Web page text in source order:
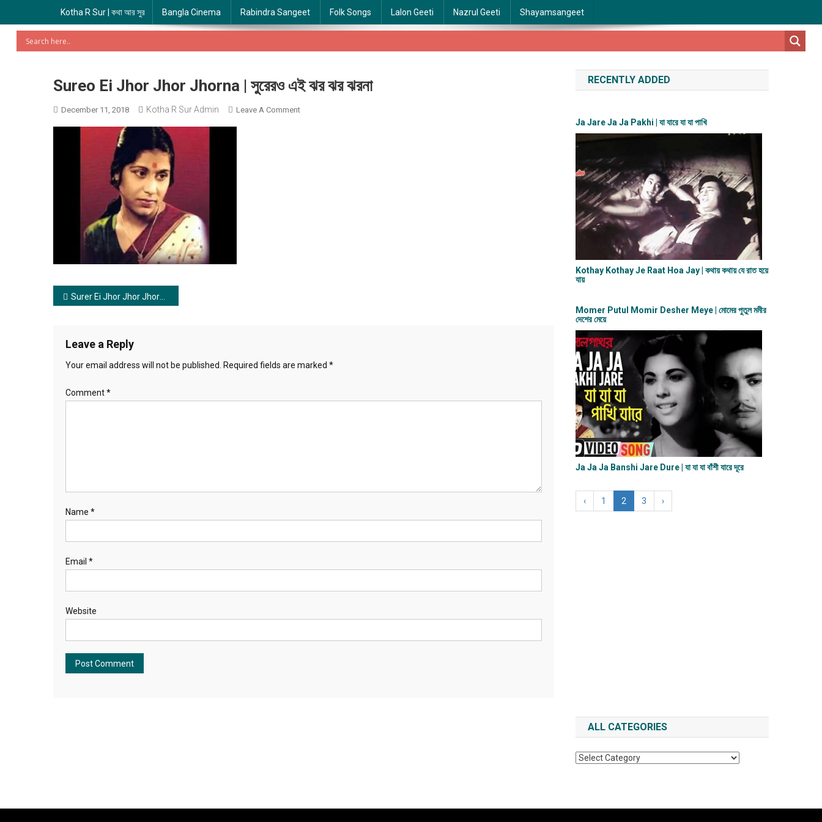
Kotha R Sur | কথা আর সুর Bangla Cinema Rabindra Sangeet Folk Songs Lalon Geeti Nazrul Geeti Shayamsangeet
Sureo Ei Jhor Jhor Jhorna | সুরেরও এই ঝর ঝর ঝরনা
December 11, 2018 Kotha R Sur Admin Leave A CommentOn
Post
Surer Ei Jhor Jhor Jhorna | সুরের এই ঝর ঝর ঝরনা
Leave a Reply
Your email address will not be published. Required fields are marked *
Comment*
Name *
Email *
Website
RECENTLY ADDED
Ja Jare Ja Ja Pakhi | যা যারে যা যা পাখি
Kothay Kothay Je Raat Hoa Jay | কথায় কথায় যে রাত হয়ে
যায়
Momer Putul Momir Desher Meye | মোমের পুতুল মমীর
দেশের মেয়ে
Ja Ja Ja Banshi Jare Dure | যা যা যা বাঁশী যারে দূরে
‹ 1 2 3 ›
ALL CATEGORIES
All